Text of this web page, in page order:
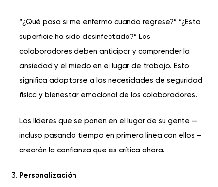
“¿Qué pasa si me enfermo cuando regrese?” “¿Esta
superficie ha sido desinfectada?” Los
colaboradores deben anticipar y comprender la
ansiedad y el miedo en el lugar de trabajo. Esto
significa adaptarse a las necesidades de seguridad
física y bienestar emocional de los colaboradores.
Los líderes que se ponen en el lugar de su gente —
incluso pasando tiempo en primera línea con ellos —
crearán la confianza que es crítica ahora.
Personalización